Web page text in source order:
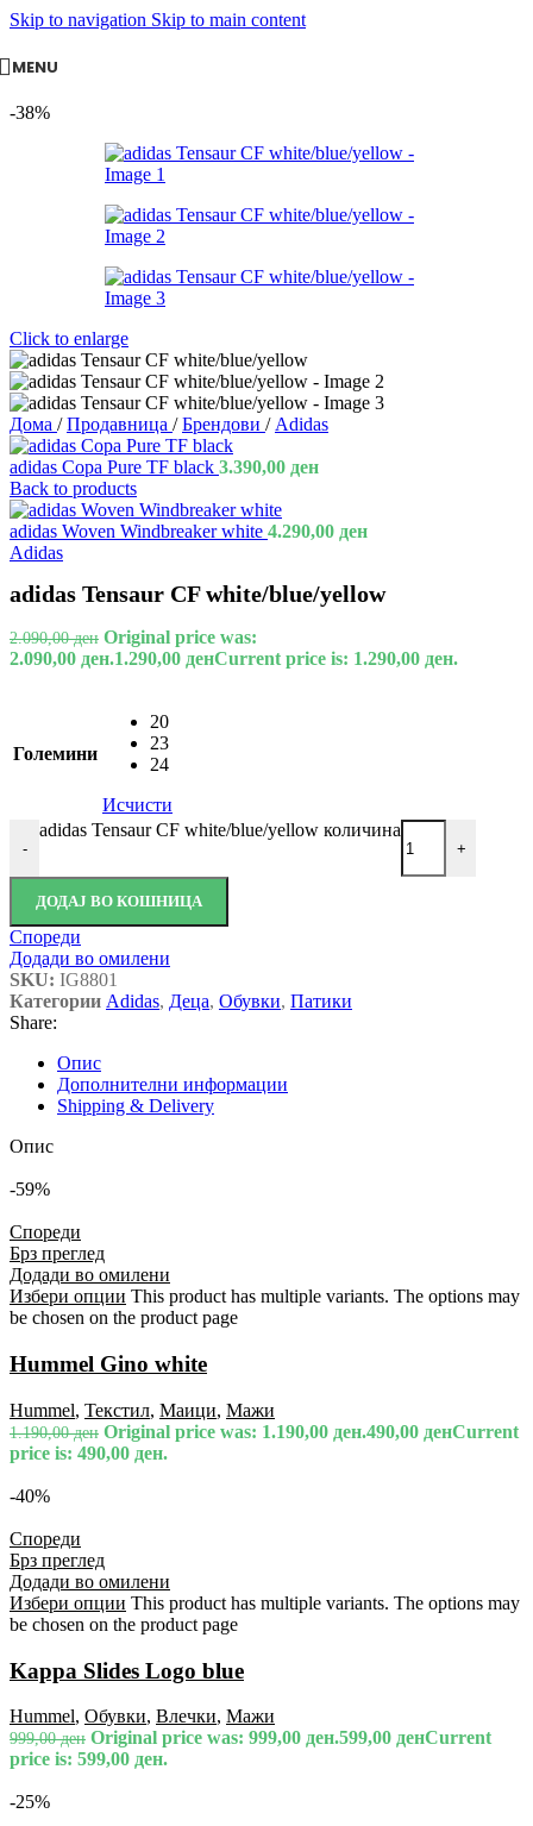
Skip to navigation Skip to main content
MENU
-38%
Click to enlarge
Дома / Продавница / Брендови / Adidas
adidas Copa Pure TF black 3.390,00 ден
Back to products
adidas Woven Windbreaker white 4.290,00 ден
Adidas
adidas Tensaur CF white/blue/yellow
2.090,00ден Original price was:
2.090,00 ден.1.290,00 денCurrent price is: 1.290,00 ден.
Големини
20
23
24
Исчисти
-
adidas Tensaur CF white/blue/yellow количина
+
ДОДАЈ ВО КОШНИЦА
Спореди
Додади во омилени
SKU: IG8801
Категории Adidas, Деца, Обувки, Патики
Share:
Опис
Дополнителни информации
Shipping & Delivery
Опис
-59%
Спореди
Брз преглед
Додади во омилени
Избери опции This product has multiple variants. The options may
be chosen on the product page
Hummel Gino white
Hummel, Текстил, Маици, Мажи
1.190,00ден Original price was: 1.190,00 ден.490,00 денCurrent
price is: 490,00 ден.
-40%
Спореди
Брз преглед
Додади во омилени
Избери опции This product has multiple variants. The options may
be chosen on the product page
Kappa Slides Logo blue
Hummel, Обувки, Влечки, Мажи
999,00ден Original price was: 999,00 ден.599,00 денCurrent
price is: 599,00 ден.
-25%